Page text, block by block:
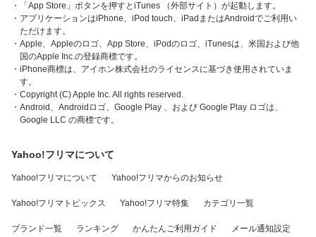
・「App Store」ボタンを押すとiTunes （外部サイト）が起動します。
・アプリケーションはiPhone、iPod touch、iPadまたはAndroidでご利用い
ただけます。
・Apple、Appleのロゴ、App Store、iPodのロゴ、iTunesは、米国および他
国のApple Inc.の登録商標です。
・iPhone商標は、アイホン株式会社のライセンスに基づき使用されていま
す。
・Copyright (C) Apple Inc. All rights reserved.
・Android、Androidロゴ、Google Play 、および Google Play ロゴは、
Google LLC の商標です。
Yahoo!フリマについて
Yahoo!フリマについて Yahoo!フリマからのお知らせ
Yahoo!フリマトピックス Yahoo!フリマ特集 カテゴリ一覧
ブランド一覧 ランキング かんたんご利用ガイド メール通知設定